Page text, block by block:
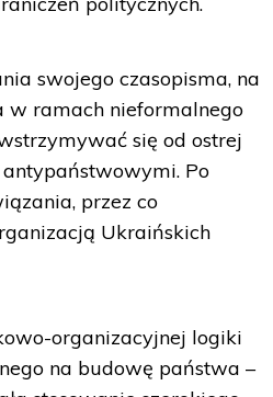
swojego czasopisma, na
w ramach nieformalnego
się od ostrej
Po
przez co
Ukraińskich
organizacyjnej logiki
na budowę państwa –